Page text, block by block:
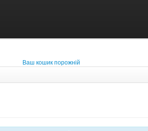
Ваш кошик порожній